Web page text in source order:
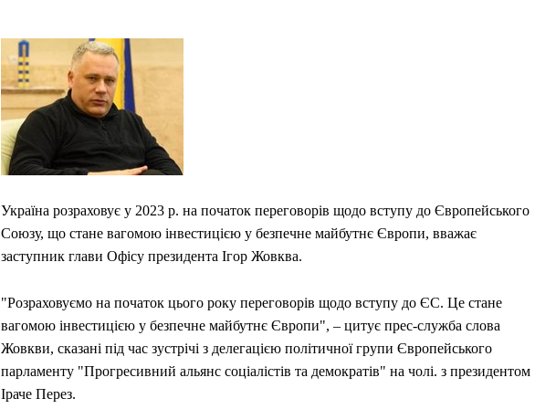
Україна розраховує у 2023 р. на початок переговорів щодо вступу до Європейського
Союзу, що стане вагомою інвестицією у безпечне майбутнє Європи, вважає
заступник глави Офісу президента Ігор Жовква.
"Розраховуємо на початок цього року переговорів щодо вступу до ЄС. Це стане
вагомою інвестицією у безпечне майбутнє Європи", – цитує прес-служба слова
Жовкви, сказані під час зустрічі з делегацією політичної групи Європейського
парламенту "Прогресивний альянс соціалістів та демократів" на чолі. з президентом
Іраче Перез.